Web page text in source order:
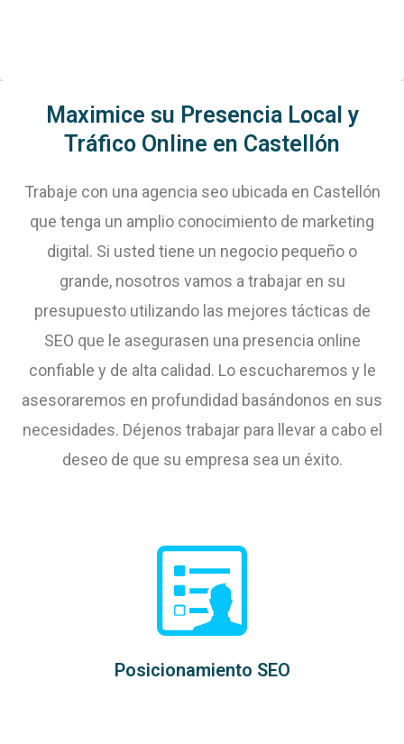
Maximice su Presencia Local y
Tráfico Online en Castellón
Trabaje con una agencia seo ubicada en Castellón
que tenga un amplio conocimiento de marketing
digital. Si usted tiene un negocio pequeño o
grande, nosotros vamos a trabajar en su
presupuesto utilizando las mejores tácticas de
SEO que le asegurasen una presencia online
confiable y de alta calidad. Lo escucharemos y le
asesoraremos en profundidad basándonos en sus
necesidades. Déjenos trabajar para llevar a cabo el
deseo de que su empresa sea un éxito.
Posicionamiento SEO